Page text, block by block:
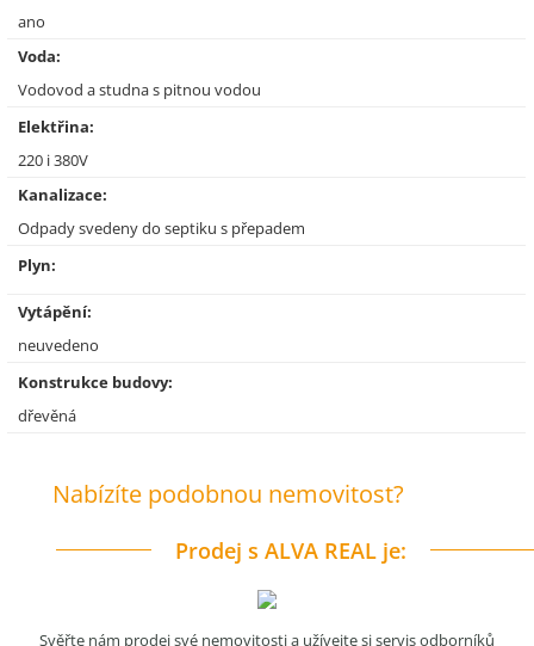
ano
Voda:
Vodovod a studna s pitnou vodou
Elektřina:
220 i 380V
Kanalizace:
Odpady svedeny do septiku s přepadem
Plyn:
Vytápění:
neuvedeno
Konstrukce budovy:
dřevěná
Nabízíte podobnou nemovitost?
Prodej s ALVA REAL je:
Svěřte nám prodej své nemovitosti a užívejte si servis odborníků